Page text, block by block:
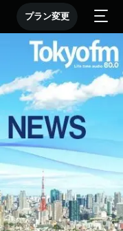
プラン変更